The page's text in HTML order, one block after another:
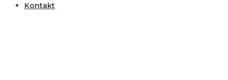
Kontakt